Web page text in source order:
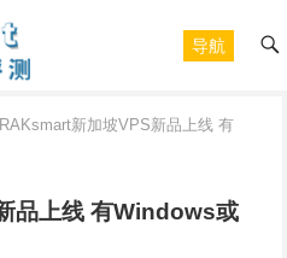
导航
RAKsmart新加坡VPS新品上线 有
品上线 有Windows或